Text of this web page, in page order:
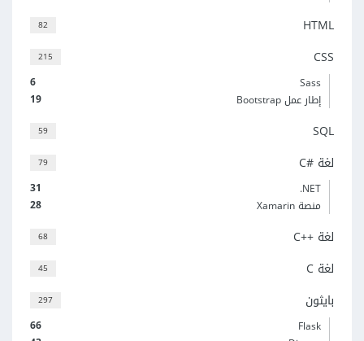
82 HTML
215 CSS
6
Sass
19
إطار عمل Bootstrap
59 SQL
79 لغة C#‎
31
‎.NET
28
منصة Xamarin
68 لغة C++‎
45 لغة C
297 بايثون
66
Flask